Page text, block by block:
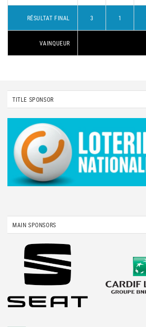
RÉSULTAT FINAL 3 1
VAINQUEUR
TITLE SPONSOR
MAIN SPONSORS